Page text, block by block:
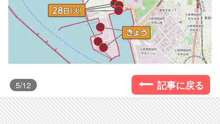
5/12 記事に戻る